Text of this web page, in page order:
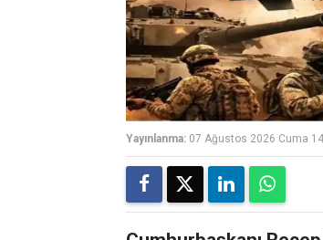
Yayınlanma: 07 Ağustos 2026 Cuma